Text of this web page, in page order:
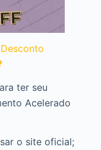
ter seu
Acelerado
o site oficial;